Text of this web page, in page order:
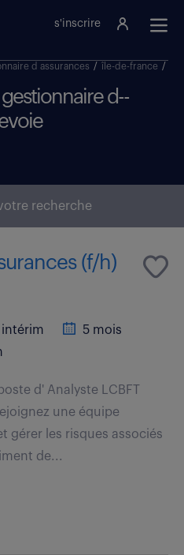
s'inscrire
d assurances / île-de-france /
d--
recherche
(f/h)
intérim
5 mois
d' Analyste LCBFT
une équipe
gérer les risques associés
de...